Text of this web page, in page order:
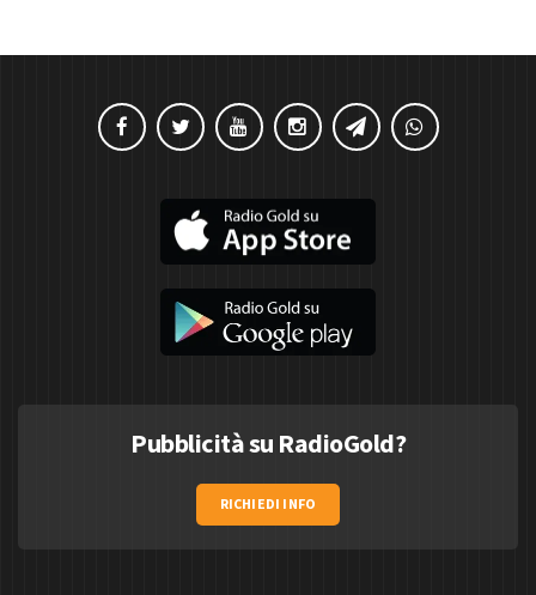
Pubblicità su RadioGold?
RICHIEDI INFO